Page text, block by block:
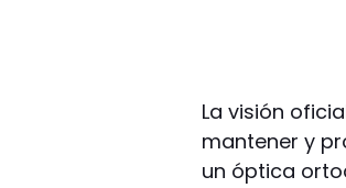
La visión
mantener y
un óptica